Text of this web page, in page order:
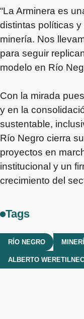
“La Arminera es
distintas políticas
minería. Nos
para seguir
modelo en Río
Con la mirada
y en la
sustentable,
Río Negro cierra
proyectos en
institucional y un
crecimiento del
Tags
RÍO NEGRO
ALBERTO